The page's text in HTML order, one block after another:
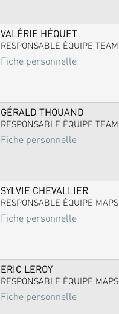
VALÉRIE HÉQUET
RESPONSABLE ÉQUIPE TEAM
Fiche personnelle
GÉRALD THOUAND
RESPONSABLE ÉQUIPE TEAM
Fiche personnelle
SYLVIE CHEVALLIER
RESPONSABLE ÉQUIPE MAPS
Fiche personnelle
ERIC LEROY
RESPONSABLE ÉQUIPE MAPS
Fiche personnelle